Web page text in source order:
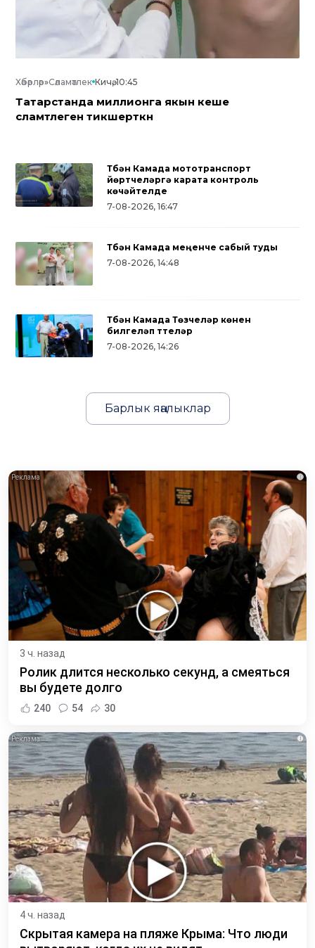
Хәбәрләр»Сәламәтлек Кичә, 10:45
Татарстанда миллионга якын кеше
сәламәтлеген тикшерткән
Түбән Камада мототранспорт
йөртүчеләргә карата контроль
көчәйтелде
7-08-2026, 16:47
Түбән Камада меңенче сабый туды
7-08-2026, 14:48
Түбән Камада Төзүчеләр көнен
билгеләп үттеләр
7-08-2026, 14:26
Барлык яңалыклар
i
3 ч. назад
Ролик длится несколько секунд, а смеяться
вы будете долго
240 54 30
i
4 ч. назад
Скрытая камера на пляже Крыма: Что люди